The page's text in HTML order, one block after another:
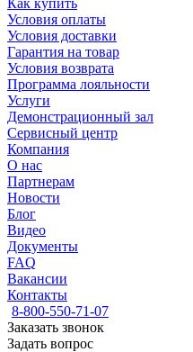
Как купить
Условия оплаты
Условия доставки
Гарантия на товар
Условия возврата
Программа лояльности
Услуги
Демонстрационный зал
Сервисный центр
Компания
О нас
Партнерам
Новости
Блог
Видео
Документы
FAQ
Вакансии
Контакты
8-800-550-71-07
Заказать звонок
Задать вопрос